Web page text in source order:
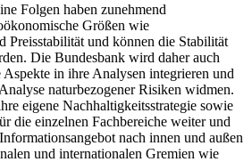
Folgen haben zunehmend
Größen wie
Preisstabilität und können die Stabilität
Die Bundesbank wird daher auch
in ihre Analysen integrieren und
naturbezogener Risiken widmen.
eigene Nachhaltigkeitsstrategie sowie
die einzelnen Fachbereiche weiter und
nach innen und außen
und internationalen Gremien wie